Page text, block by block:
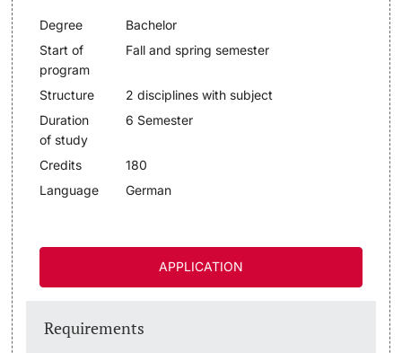
Further information
Dates
Documents & Verification
Welcome to the University of Basel
Mobility
Campus Credits
Course Auditors
Student Life
Campus Stories
Degree
Bachelor
Start of
program
Fall and spring semester
Structure
2 disciplines with subject
Duration
of study
6 Semester
Credits
180
Language
German
APPLICATION
Requirements